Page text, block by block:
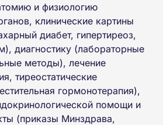
и физиологию
клинические картины
диабет, гипертиреоз,
диагностику (лабораторные
методы), лечение
тиреостатические
гормонотерапия),
помощи и
(приказы Минздрава,